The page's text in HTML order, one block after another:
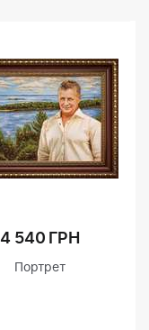
4 540 ГРН
Портрет